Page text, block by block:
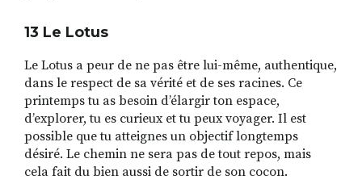
13 Le Lotus
Le Lotus a peur de ne pas être lui-même, authentique,
dans le respect de sa vérité et de ses racines. Ce
printemps tu as besoin d’élargir ton espace,
d’explorer, tu es curieux et tu peux voyager. Il est
possible que tu atteignes un objectif longtemps
désiré. Le chemin ne sera pas de tout repos, mais
cela fait du bien aussi de sortir de son cocon.